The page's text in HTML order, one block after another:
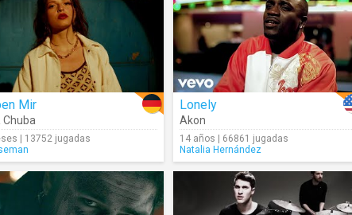
Mir
Chuba
| 13752 jugadas
Lonely
Akon
14 años | 66861 jugadas
Natalia Hernández